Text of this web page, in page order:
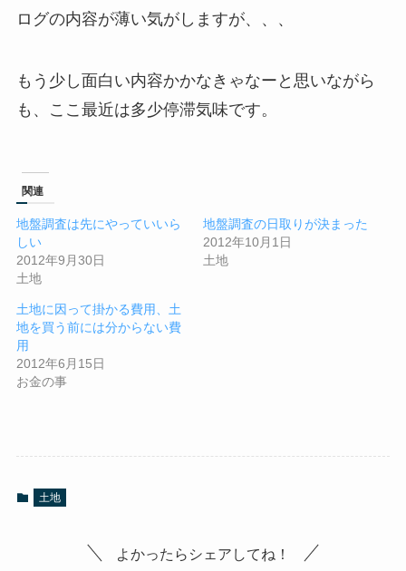
ログの内容が薄い気がしますが、、、
もう少し面白い内容かかなきゃなーと思いながら
も、ここ最近は多少停滞気味です。
関連
地盤調査は先にやっていいら
しい
2012年9月30日
土地
地盤調査の日取りが決まった
2012年10月1日
土地
土地に因って掛かる費用、土
地を買う前には分からない費
用
2012年6月15日
お金の事
土地
よかったらシェアしてね！